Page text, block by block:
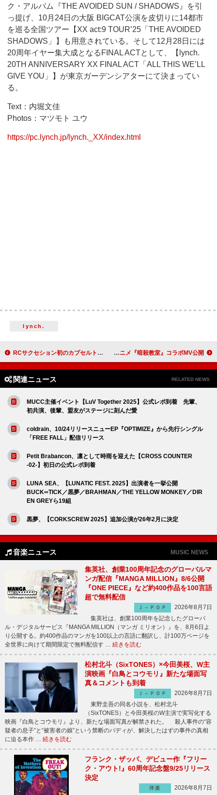
ク・アルバム『THE AVOIDED SUN / SHADOWS』を引
っ提げ、10月24日の大阪 BIGCAT公演を皮切りに14都市
を巡る全国ツアー【XX act:9 TOUR’25「THE AVOIDED
SHADOWS」】も用意されている。そして12月28日には
20周年イヤー集大成となるFINAL ACTとして、【lynch.
20TH ANNIVERSARY XX FINAL ACT「ALL THIS WE’LL
GIVE YOU」】が東京ガーデンシアターにて決まってい
る。
Text：内堀文佳
Photos：マツモト ユウ
https://pc.lynch.jp/lynch._XX/index.html
lynch.
RCサクセション初のカプセルトイ化、ALジャケットや55周年ロゴのピンバッジ＆専用台紙がセットに GENIC「ENDER」×TVアニメ『暗殺教室』コラボMV公開
関連ニュース RELATED NEWS
MUCC主催イベント【LuV Together 2025】公式レポ到着 先輩、
初共演、後輩、盟友がステージに刻んだ愛
coldrain、10/24リリースニューEP『OPTIMIZE』から先行シングル
「FREE FALL」配信リリース
Petit Brabancon、凛として時雨を迎えた【CROSS COUNTER
-02-】初日の公式レポ到着
LUNA SEA、【LUNATIC FEST. 2025】出演者を一挙公開
BUCK∞TICK／黒夢／BRAHMAN／THE YELLOW MONKEY／DIR
EN GREYら19組
黒夢、【CORKSCREW 2025】追加公演が26年2月に決定
音楽ニュース MUSIC NEWS
集英社、創業100周年記念のグローバルマ
ンガ配信『MANGA MILLION』8/6公開
『ONE PIECE』など約400作品を100言語
超で無料配信
Ｊ－ＰＯＰ
2026年8月7日
集英社は、創業100周年を記念したグローバ
ル・デジタルサービス『MANGA MILLION（マンガ ミリオン）』を、8月6日よ
り公開する。約400作品のマンガを100以上の言語に翻訳し、計100万ページを
全世界に向けて期間限定で無料配信す … 続きを読む
松村北斗（SixTONES）×今田美桜、W主
演映画『白鳥とコウモリ』新たな場面写
真＆コメントも到着
Ｊ－ＰＯＰ
2026年8月7日
東野圭吾の同名小説を、松村北斗
（SixTONES）と今田美桜のW主演で実写化する
映画『白鳥とコウモリ』より、新たな場面写真が解禁された。 殺人事件の“容
疑者の息子”と“被害者の娘”という禁断のバディが、解決したはずの事件の真相
に迫る本作 … 続きを読む
フランク・ザッパ、デビュー作『フリー
ク・アウト!』60周年記念盤9/25リリース
決定
洋楽
2026年8月7日